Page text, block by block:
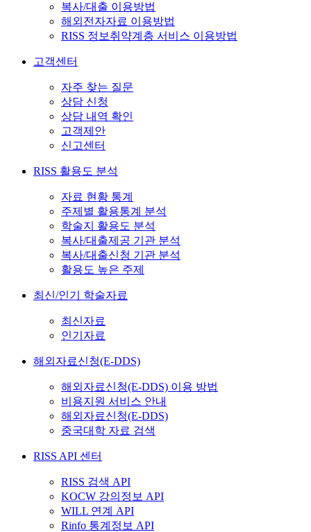
복사/대출 이용방법
해외전자자료 이용방법
RISS 정보취약계층 서비스 이용방법
고객센터
자주 찾는 질문
상담 신청
상담 내역 확인
고객제안
신고센터
RISS 활용도 분석
자료 현황 통계
주제별 활용통계 분석
학술지 활용도 분석
복사/대출제공 기관 분석
복사/대출신청 기관 분석
활용도 높은 주제
최신/인기 학술자료
최신자료
인기자료
해외자료신청(E-DDS)
해외자료신청(E-DDS) 이용 방법
비용지원 서비스 안내
해외자료신청(E-DDS)
중국대학 자료 검색
RISS API 센터
RISS 검색 API
KOCW 강의정보 API
WILL 연계 API
Rinfo 통계정보 API